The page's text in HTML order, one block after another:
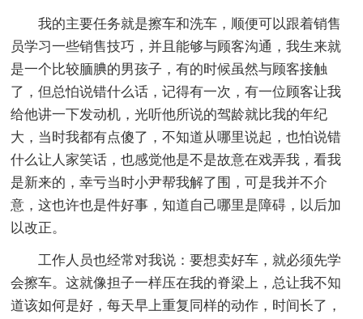
我的主要任务就是擦车和洗车，顺便可以跟着销售
员学习一些销售技巧，并且能够与顾客沟通，我生来就
是一个比较腼腆的男孩子，有的时候虽然与顾客接触
了，但总怕说错什么话，记得有一次，有一位顾客让我
给他讲一下发动机，光听他所说的驾龄就比我的年纪
大，当时我都有点傻了，不知道从哪里说起，也怕说错
什么让人家笑话，也感觉他是不是故意在戏弄我，看我
是新来的，幸亏当时小尹帮我解了围，可是我并不介
意，这也许也是件好事，知道自己哪里是障碍，以后加
以改正。
工作人员也经常对我说：要想卖好车，就必须先学
会擦车。这就像担子一样压在我的脊梁上，总让我不知
道该如何是好，每天早上重复同样的动作，时间长了，